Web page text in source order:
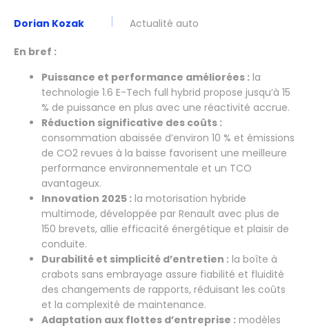
Dorian Kozak Actualité auto
En bref :
Puissance et performance améliorées : la
technologie 1.6 E-Tech full hybrid propose jusqu’à 15
% de puissance en plus avec une réactivité accrue.
Réduction significative des coûts :
consommation abaissée d’environ 10 % et émissions
de CO2 revues à la baisse favorisent une meilleure
performance environnementale et un TCO
avantageux.
Innovation 2025 : la motorisation hybride
multimode, développée par Renault avec plus de
150 brevets, allie efficacité énergétique et plaisir de
conduite.
Durabilité et simplicité d’entretien : la boîte à
crabots sans embrayage assure fiabilité et fluidité
des changements de rapports, réduisant les coûts
et la complexité de maintenance.
Adaptation aux flottes d’entreprise : modèles